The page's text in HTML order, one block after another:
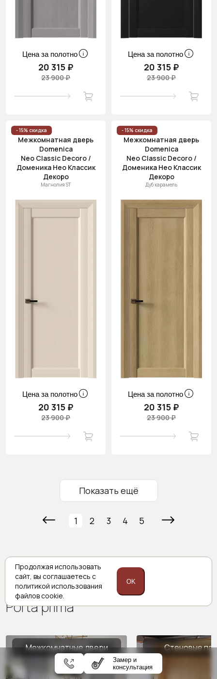
Цена за полотно
20 315 ₽
23 900 ₽
Цена за полотно
20 315 ₽
23 900 ₽
- 15% скидка
Межкомнатная дверь
Domenica
Neo Classic Decoro /
Доменика Нео Классик
Декоро
Магнолия ST
Цена за полотно
20 315 ₽
23 900 ₽
- 15% скидка
Межкомнатная дверь
Domenica
Neo Classic Decoro /
Доменика Нео Классик
Декоро
Дуб карамель
Цена за полотно
20 315 ₽
23 900 ₽
Показать ещё
1 2 3 4 5
Комплексные решения
Porta prima
Межкомнатные двери Стеновые
Замер и
консультация
Продолжая использовать
сайт, вы соглашаетесь с
политикой использования
файлов cookie.
OK